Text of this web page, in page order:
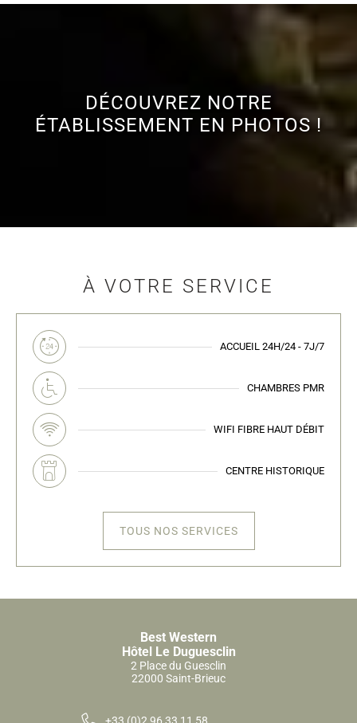
DÉCOUVREZ NOTRE
ÉTABLISSEMENT EN PHOTOS !
À VOTRE SERVICE
ACCUEIL 24H/24 - 7J/7
CHAMBRES PMR
WIFI FIBRE HAUT DÉBIT
CENTRE HISTORIQUE
TOUS NOS SERVICES
Best Western
Hôtel Le Duguesclin
2 Place du Guesclin
22000 Saint-Brieuc